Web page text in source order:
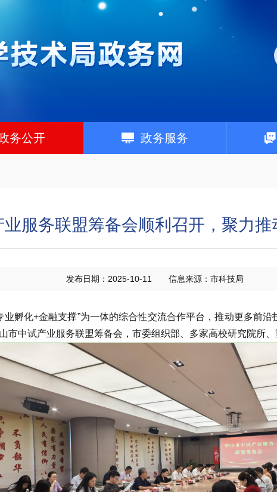
务公开 政务服务
服务联盟筹备会顺利召开，聚力
发布日期：2025-10-11 信息来源：市科技局
化+金融支撑”为一体的综合性交流合作平台，推动更多前沿
市中试产业服务联盟筹备会，市委组织部、多家高校研究院所